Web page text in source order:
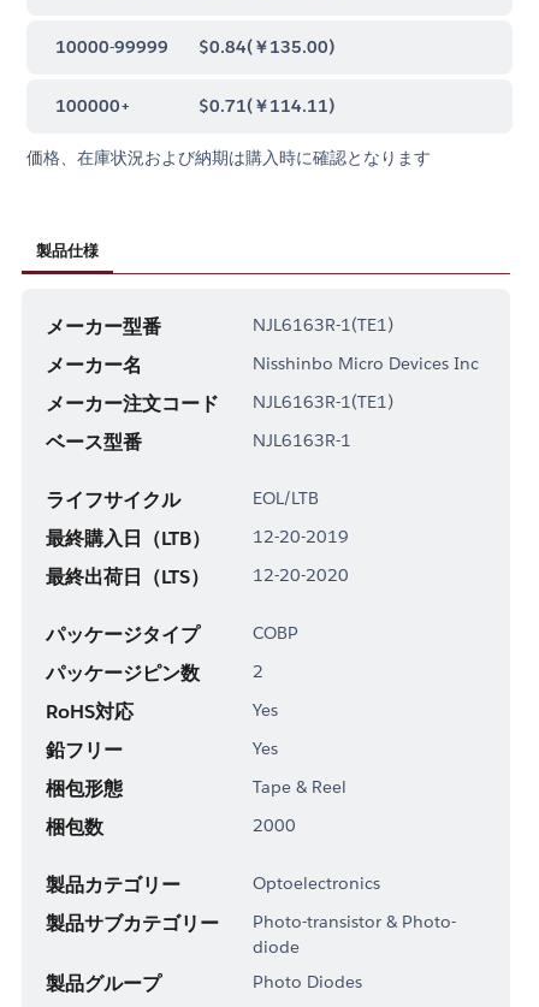
10000-99999 $0.84(￥135.00)
100000+ $0.71(￥114.11)
価格、在庫状況および納期は購入時に確認となります
製品仕様
メーカー型番 NJL6163R-1(TE1)
メーカー名 Nisshinbo Micro Devices Inc
メーカー注文コード NJL6163R-1(TE1)
ベース型番 NJL6163R-1
ライフサイクル EOL/LTB
最終購入日（LTB） 12-20-2019
最終出荷日（LTS） 12-20-2020
パッケージタイプ COBP
パッケージピン数 2
RoHS対応 Yes
鉛フリー Yes
梱包形態 Tape & Reel
梱包数 2000
製品カテゴリー Optoelectronics
製品サブカテゴリー
Photo-transistor & Photo-
diode
製品グループ Photo Diodes